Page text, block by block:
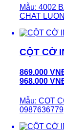
Mẫu: 4002
CHAT
CỘT CỜ
869.000
968.000
Mẫu: COT
0987636779